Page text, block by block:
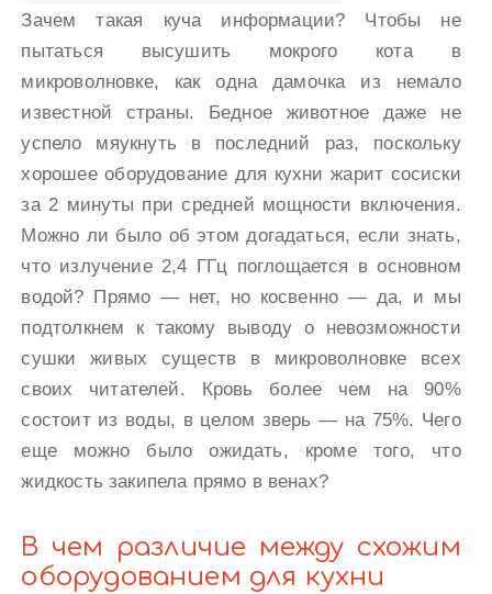
Зачем такая куча информации? Чтобы не
пытаться высушить мокрого кота в
микроволновке, как одна дамочка из немало
известной страны. Бедное животное даже не
успело мяукнуть в последний раз, поскольку
хорошее оборудование для кухни жарит сосиски
за 2 минуты при средней мощности включения.
Можно ли было об этом догадаться, если знать,
что излучение 2,4 ГГц поглощается в основном
водой? Прямо — нет, но косвенно — да, и мы
подтолкнем к такому выводу о невозможности
сушки живых существ в микроволновке всех
своих читателей. Кровь более чем на 90%
состоит из воды, в целом зверь — на 75%. Чего
еще можно было ожидать, кроме того, что
жидкость закипела прямо в венах?
В чем различие между схожим
оборудованием для кухни